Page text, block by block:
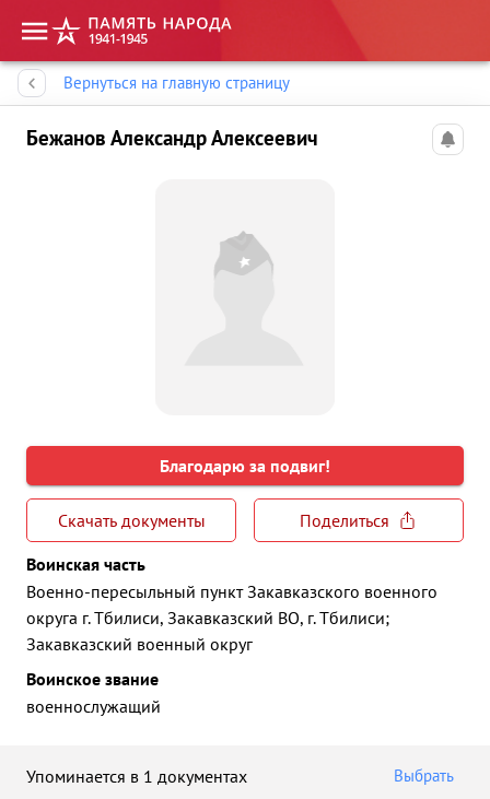
Вернуться на главную страницу
Бежанов Александр Алексеевич
Благодарю за подвиг!
Скачать документы
Поделиться
Воинская часть
Военно-пересыльный пункт Закавказского военного
округа г. Тбилиси, Закавказский ВО, г. Тбилиси;
Закавказский военный округ
Воинское звание
военнослужащий
Упоминается в 1 документах Выбрать
Память народа